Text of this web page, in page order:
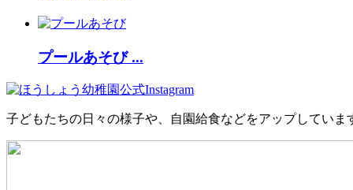
プールあそび ...
子どもたちの日々の様子や、自園給食などをアップしていま